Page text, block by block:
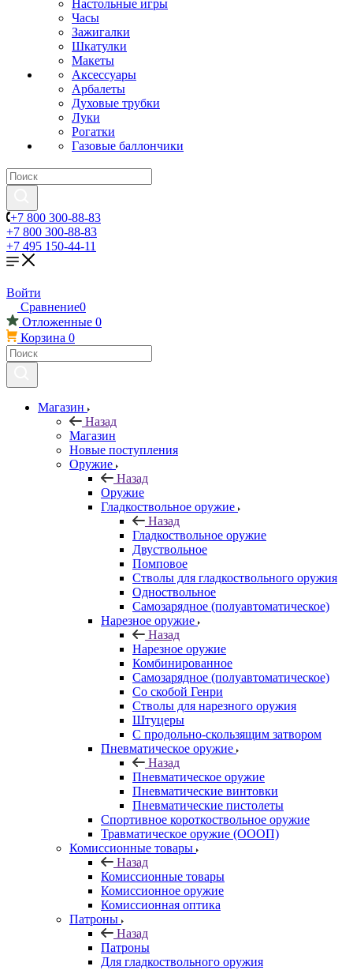
Настольные игры
Часы
Зажигалки
Шкатулки
Макеты
Аксессуары
Арбалеты
Духовые трубки
Луки
Рогатки
Газовые баллончики
+7 800 300-88-83
+7 800 300-88-83
+7 495 150-44-11
Войти
Сравнение0
Отложенные 0
Корзина 0
Магазин
Назад
Магазин
Новые поступления
Оружие
Назад
Оружие
Гладкоствольное оружие
Назад
Гладкоствольное оружие
Двуствольное
Помповое
Стволы для гладкоствольного оружия
Одноствольное
Самозарядное (полуавтоматическое)
Нарезное оружие
Назад
Нарезное оружие
Комбинированное
Самозарядное (полуавтоматическое)
Со скобой Генри
Стволы для нарезного оружия
Штуцеры
С продольно-скользящим затвором
Пневматическое оружие
Назад
Пневматическое оружие
Пневматические винтовки
Пневматические пистолеты
Спортивное короткоствольное оружие
Травматическое оружие (ОООП)
Комиссионные товары
Назад
Комиссионные товары
Комиссионное оружие
Комиссионная оптика
Патроны
Назад
Патроны
Для гладкоствольного оружия